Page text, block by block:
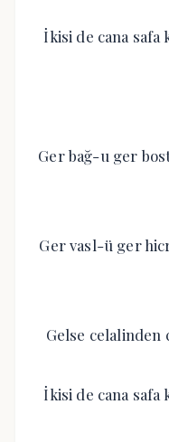
İkisi de cana safa
Ger bağ-u ger
Ger vasl-ü ger
Gelse celalinden
İkisi de cana safa